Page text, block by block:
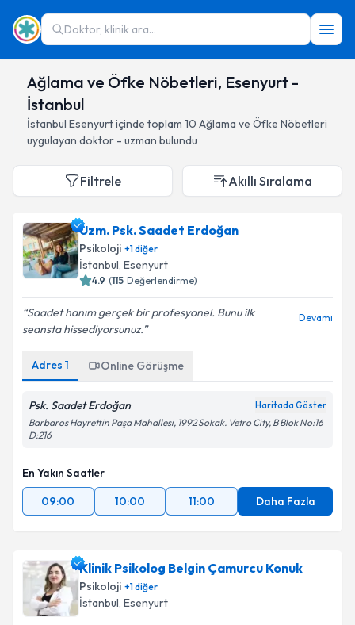
Doktor, klinik ara...
Ağlama ve Öfke Nöbetleri, Esenyurt -
İstanbul
İstanbul Esenyurtiçinde toplam 10 Ağlama ve Öfke Nöbetleri
uygulayan doktor - uzman bulundu
Filtrele Akıllı Sıralama
Uzm. Psk. Saadet Erdoğan
Psikoloji +1diğer
İstanbul, Esenyurt
4.9 (115 Değerlendirme)
Saadet hanım gerçek bir profesyonel. Bunu ilk
seansta hissediyorsunuz.
Devamı
Adres 1 Online Görüşme
Psk. Saadet Erdoğan Haritada Göster
Barbaros Hayrettin Paşa Mahallesi, 1992 Sokak. Vetro City, B Blok No:16
D:216
En Yakın Saatler
09:00
10:00 11:00 Daha Fazla
Klinik Psikolog Belgin Çamurcu Konuk
Psikoloji +1diğer
İstanbul, Esenyurt